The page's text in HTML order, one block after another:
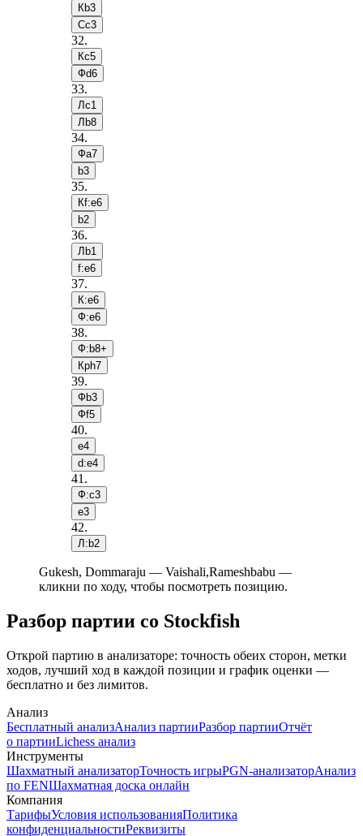
Кb3
Сc3
32.
Кc5
Фd6
33.
Лc1
Лb8
34.
Фa7
b3
35.
Кf:e6
b2
36.
Лb1
f:e6
37.
К:e6
Ф:e6
38.
Ф:b8+
Крh7
39.
Фb3
Фf5
40.
e4
d:e4
41 .
Ф:c3
e3
42.
Л:b2
Gukesh, Dommaraju — Vaishali,Rameshbabu —
кликни по ходу, чтобы посмотреть позицию.
Разбор партии со Stockfish
Открой партию в анализаторе: точность обеих сторон, метки
ходов, лучший ход в каждой позиции и график оценки —
бесплатно и без лимитов.
Анализ
Бесплатный анализАнализ партииРазбор партииОтчёт
о партииLichess анализ
Инструменты
Шахматный анализаторТочность игрыPGN-анализаторАнализ
по FENШахматная доска онлайн
Компания
ТарифыУсловия использованияПолитика
конфиденциальностиРеквизиты